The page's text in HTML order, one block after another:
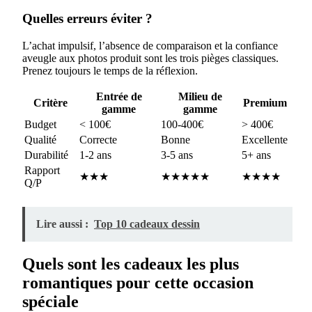
Quelles erreurs éviter ?
L’achat impulsif, l’absence de comparaison et la confiance
aveugle aux photos produit sont les trois pièges classiques.
Prenez toujours le temps de la réflexion.
Critère
Entrée de
gamme
Milieu de
gamme
Premium
Budget
< 100€ 100-400€
> 400€
Qualité
Correcte Bonne
Excellente
Durabilité
1-2 ans 3-5 ans
5+ ans
Rapport
Q/P
★★★ ★★★★★ ★★★★
Lire aussi : Top 10 cadeaux dessin
Quels sont les cadeaux les plus
romantiques pour cette occasion
spéciale